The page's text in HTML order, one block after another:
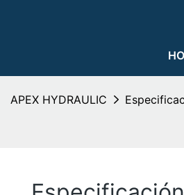
APEX HYDRAULIC